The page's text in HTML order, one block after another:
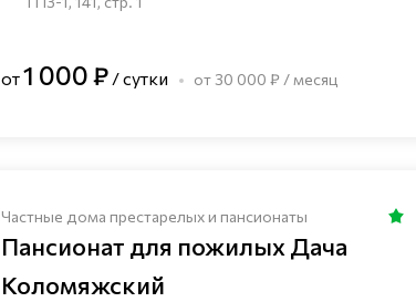
от1 000 ₽ / сутки от 30 000 ₽ / месяц
Частные дома престарелых и пансионаты
Пансионат для пожилых Дача
Коломяжский